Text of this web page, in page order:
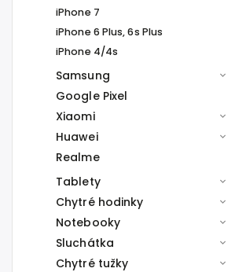
iPhone 7
iPhone 6 Plus, 6s Plus
iPhone 4/4s
Samsung
Google Pixel
Xiaomi
Huawei
Realme
Tablety
Chytré hodinky
Notebooky
Sluchátka
Chytré tužky